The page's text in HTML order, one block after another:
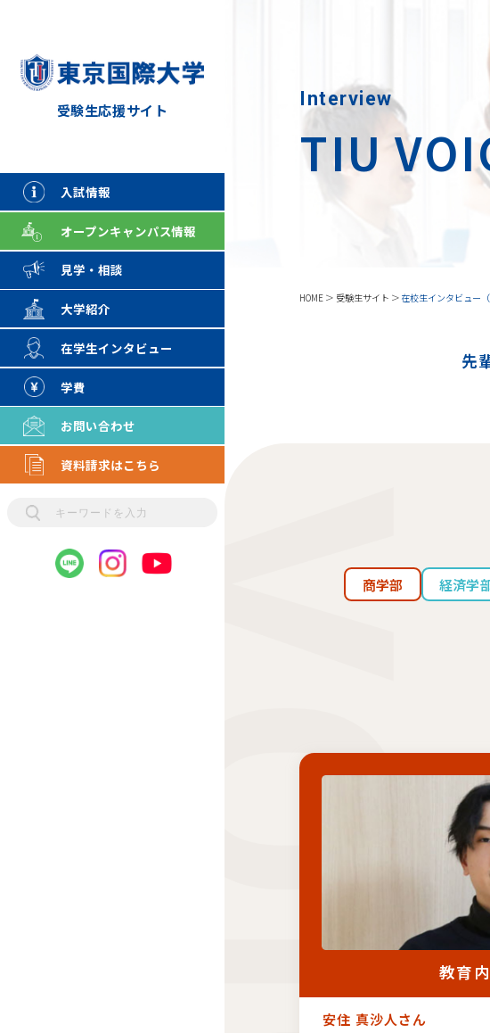
受験生応援サイト
入試情報
オープンキャンパス情報
見学・相談
大学紹介
在学生インタビュー
学費
お問い合わせ
資料請求はこちら
Interview
TIU
HOME 受験生サイト 在校生インタビュー（
先
商学部 経済学
教育
安住 真沙人さん